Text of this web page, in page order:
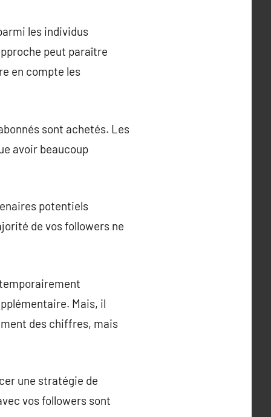
les individus
peut paraître
en compte les
sont achetés. Les
avoir beaucoup
potentiels
de vos followers ne
Mais, il
des chiffres, mais
une stratégie de
vos followers sont